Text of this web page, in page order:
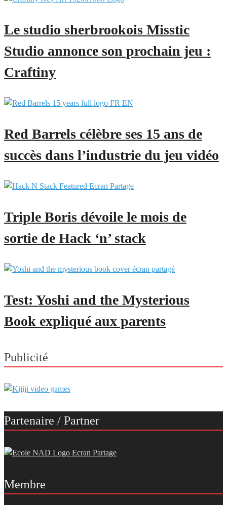
Le studio sherbrookois Misstic
Studio annonce son prochain jeu :
Craftiny
Red Barrels célèbre ses 15 ans de
succès dans l’industrie du jeu vidéo
Triple Boris dévoile le mois de
sortie de Hack ‘n’ stack
Test: Yoshi and the Mysterious
Book expliqué aux parents
Publicité
Partenaire / Partner
Membre